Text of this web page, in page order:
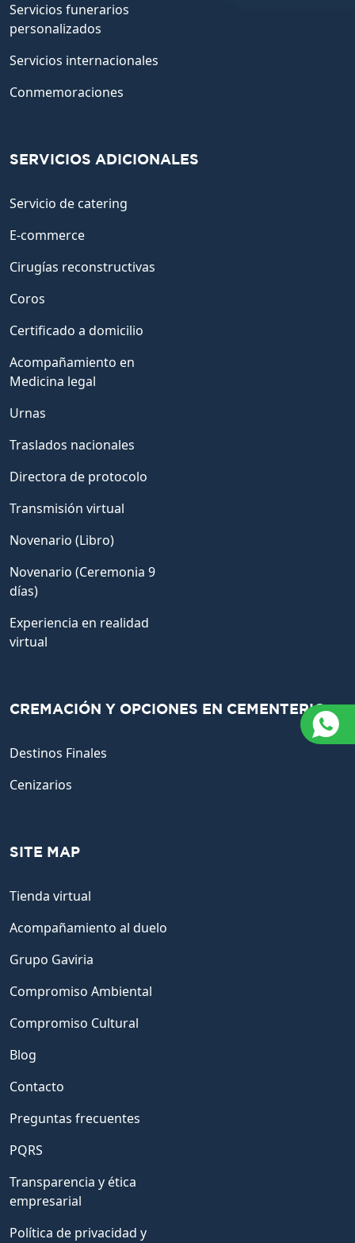
Servicios funerarios
personalizados
Servicios internacionales
Conmemoraciones
SERVICIOS ADICIONALES
Servicio de catering
E-commerce
Cirugías reconstructivas
Coros
Certificado a domicilio
Acompañamiento en
Medicina legal
Urnas
Traslados nacionales
Directora de protocolo
Transmisión virtual
Novenario (Libro)
Novenario (Ceremonia 9
días)
Experiencia en realidad
virtual
CREMACIÓN Y OPCIONES EN CEMENTERIO
Destinos Finales
Cenizarios
SITE MAP
Tienda virtual
Acompañamiento al duelo
Grupo Gaviria
Compromiso Ambiental
Compromiso Cultural
Blog
Contacto
Preguntas frecuentes
PQRS
Transparencia y ética
empresarial
Política de privacidad y